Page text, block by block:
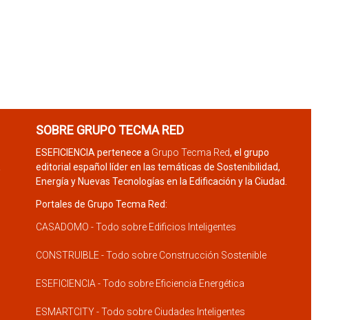
SOBRE GRUPO TECMA RED
ESEFICIENCIA pertenece a Grupo Tecma Red, el grupo
editorial español líder en las temáticas de Sostenibilidad,
Energía y Nuevas Tecnologías en la Edificación y la Ciudad.
Portales de Grupo Tecma Red:
CASADOMO - Todo sobre Edificios Inteligentes
CONSTRUIBLE - Todo sobre Construcción Sostenible
ESEFICIENCIA - Todo sobre Eficiencia Energética
ESMARTCITY - Todo sobre Ciudades Inteligentes